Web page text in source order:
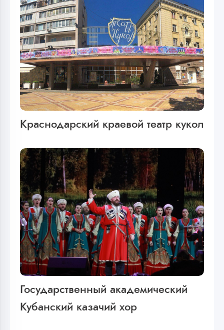
Краснодарский краевой театр кукол
Государственный академический
Кубанский казачий хор